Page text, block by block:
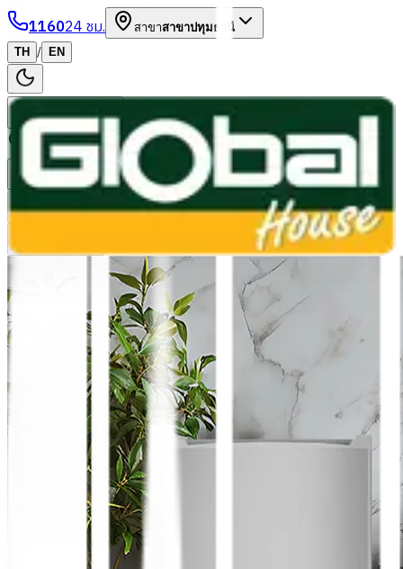
116024 ชม. สาขาสาขาปทุมธานี
TH
/ EN
หมวดหมู่สินค้า
ค้นหา
บัญชีของฉัน ตะกร้าสินค้า
Previous slide